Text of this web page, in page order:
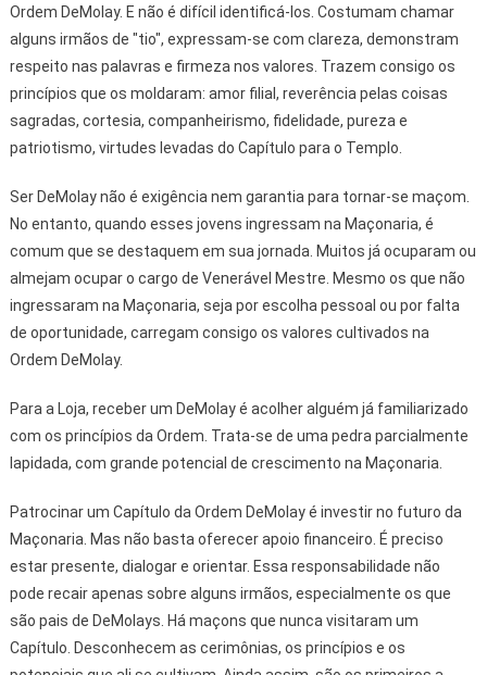
Ordem DeMolay. E não é difícil identificá-los. Costumam chamar
alguns irmãos de "tio", expressam-se com clareza, demonstram
respeito nas palavras e firmeza nos valores. Trazem consigo os
princípios que os moldaram: amor filial, reverência pelas coisas
sagradas, cortesia, companheirismo, fidelidade, pureza e
patriotismo, virtudes levadas do Capítulo para o Templo.
Ser DeMolay não é exigência nem garantia para tornar-se maçom.
No entanto, quando esses jovens ingressam na Maçonaria, é
comum que se destaquem em sua jornada. Muitos já ocuparam ou
almejam ocupar o cargo de Venerável Mestre. Mesmo os que não
ingressaram na Maçonaria, seja por escolha pessoal ou por falta
de oportunidade, carregam consigo os valores cultivados na
Ordem DeMolay.
Para a Loja, receber um DeMolay é acolher alguém já familiarizado
com os princípios da Ordem. Trata-se de uma pedra parcialmente
lapidada, com grande potencial de crescimento na Maçonaria.
Patrocinar um Capítulo da Ordem DeMolay é investir no futuro da
Maçonaria. Mas não basta oferecer apoio financeiro. É preciso
estar presente, dialogar e orientar. Essa responsabilidade não
pode recair apenas sobre alguns irmãos, especialmente os que
são pais de DeMolays. Há maçons que nunca visitaram um
Capítulo. Desconhecem as cerimônias, os princípios e os